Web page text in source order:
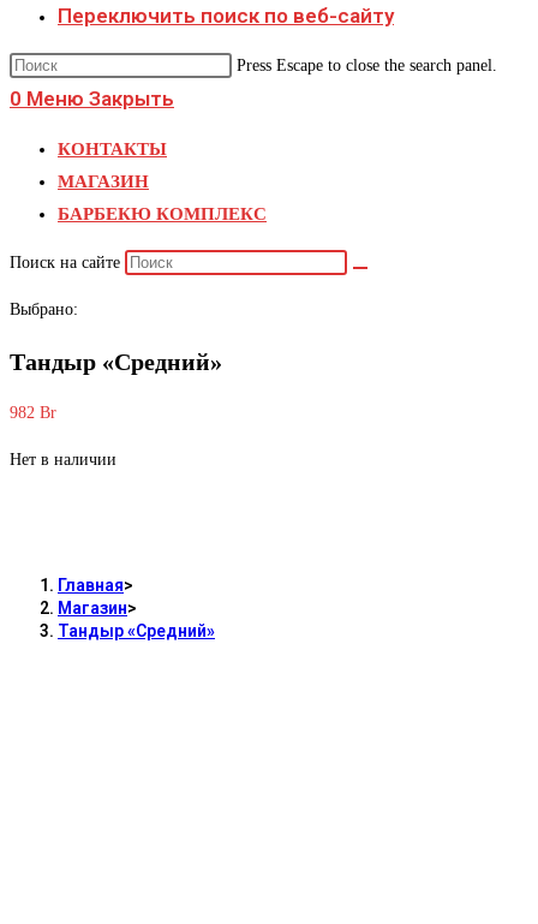
Переключить поиск по веб-сайту
Press Escape to close the search panel.
0 Меню Закрыть
КОНТАКТЫ
МАГАЗИН
БАРБЕКЮ КОМПЛЕКС
Поиск на сайте
Выбрано:
Тандыр «Средний»
982 Br
Нет в наличии
Главная>
Магазин>
Тандыр «Средний»